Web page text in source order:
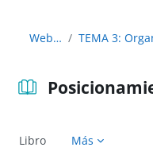
WebCentro
Libro Más